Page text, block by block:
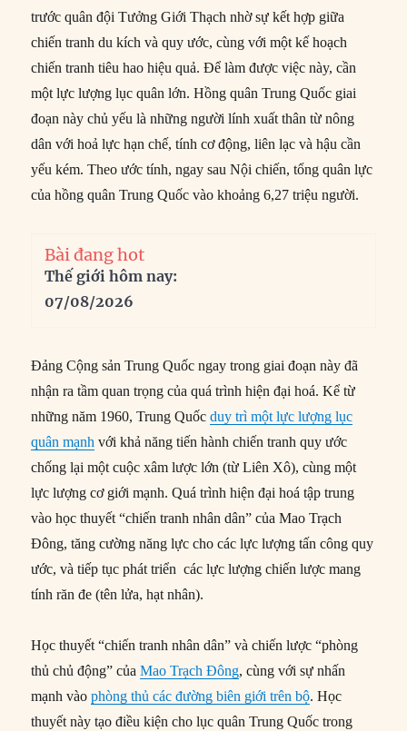
trước quân đội Tưởng Giới Thạch nhờ sự kết hợp giữa
chiến tranh du kích và quy ước, cùng với một kế hoạch
chiến tranh tiêu hao hiệu quả. Để làm được việc này, cần
một lực lượng lục quân lớn. Hồng quân Trung Quốc giai
đoạn này chủ yếu là những người lính xuất thân từ nông
dân với hoả lực hạn chế, tính cơ động, liên lạc và hậu cần
yếu kém. Theo ước tính, ngay sau Nội chiến, tổng quân lực
của hồng quân Trung Quốc vào khoảng 6,27 triệu người.
Bài đang hot
Thế giới hôm nay:
07/08/2026
Đảng Cộng sản Trung Quốc ngay trong giai đoạn này đã
nhận ra tầm quan trọng của quá trình hiện đại hoá. Kể từ
những năm 1960, Trung Quốcduy trì một lực lượng lục
quân mạnh với khả năng tiến hành chiến tranh quy ước
chống lại một cuộc xâm lược lớn (từ Liên Xô), cùng một
lực lượng cơ giới mạnh. Quá trình hiện đại hoá tập trung
vào học thuyết “chiến tranh nhân dân” của Mao Trạch
Đông, tăng cường năng lực cho các lực lượng tấn công quy
ước, và tiếp tục phát triển các lực lượng chiến lược mang
tính răn đe (tên lửa, hạt nhân).
Học thuyết “chiến tranh nhân dân” và chiến lược “phòng
thủ chủ động” củaMao Trạch Đông, cùng với sự nhấn
mạnh vàophòng thủ các đường biên giới trên bộ. Học
thuyết này tạo điều kiện cho lục quân Trung Quốc trong